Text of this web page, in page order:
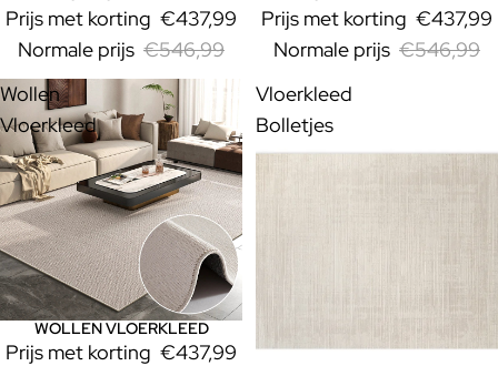
Prijs met korting €437,99
Normale prijs €546,99
Prijs met korting €437,99
Normale prijs €546,99
Wollen
Vloerkleed
Uitverkoop
WOLLEN VLOERKLEED
Prijs met korting €437,99
Vloerkleed
Bolletjes